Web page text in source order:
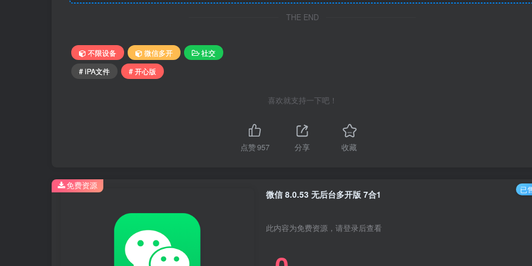
THE END
不限设备 微信多开
社交
# iPA文件
# 开心版
喜欢就支持一下吧！
点赞957 分享 收藏
微信 8.0.53 无后台多开版 7合1
此内容为免费资源，请登录后查看
免费资源 已